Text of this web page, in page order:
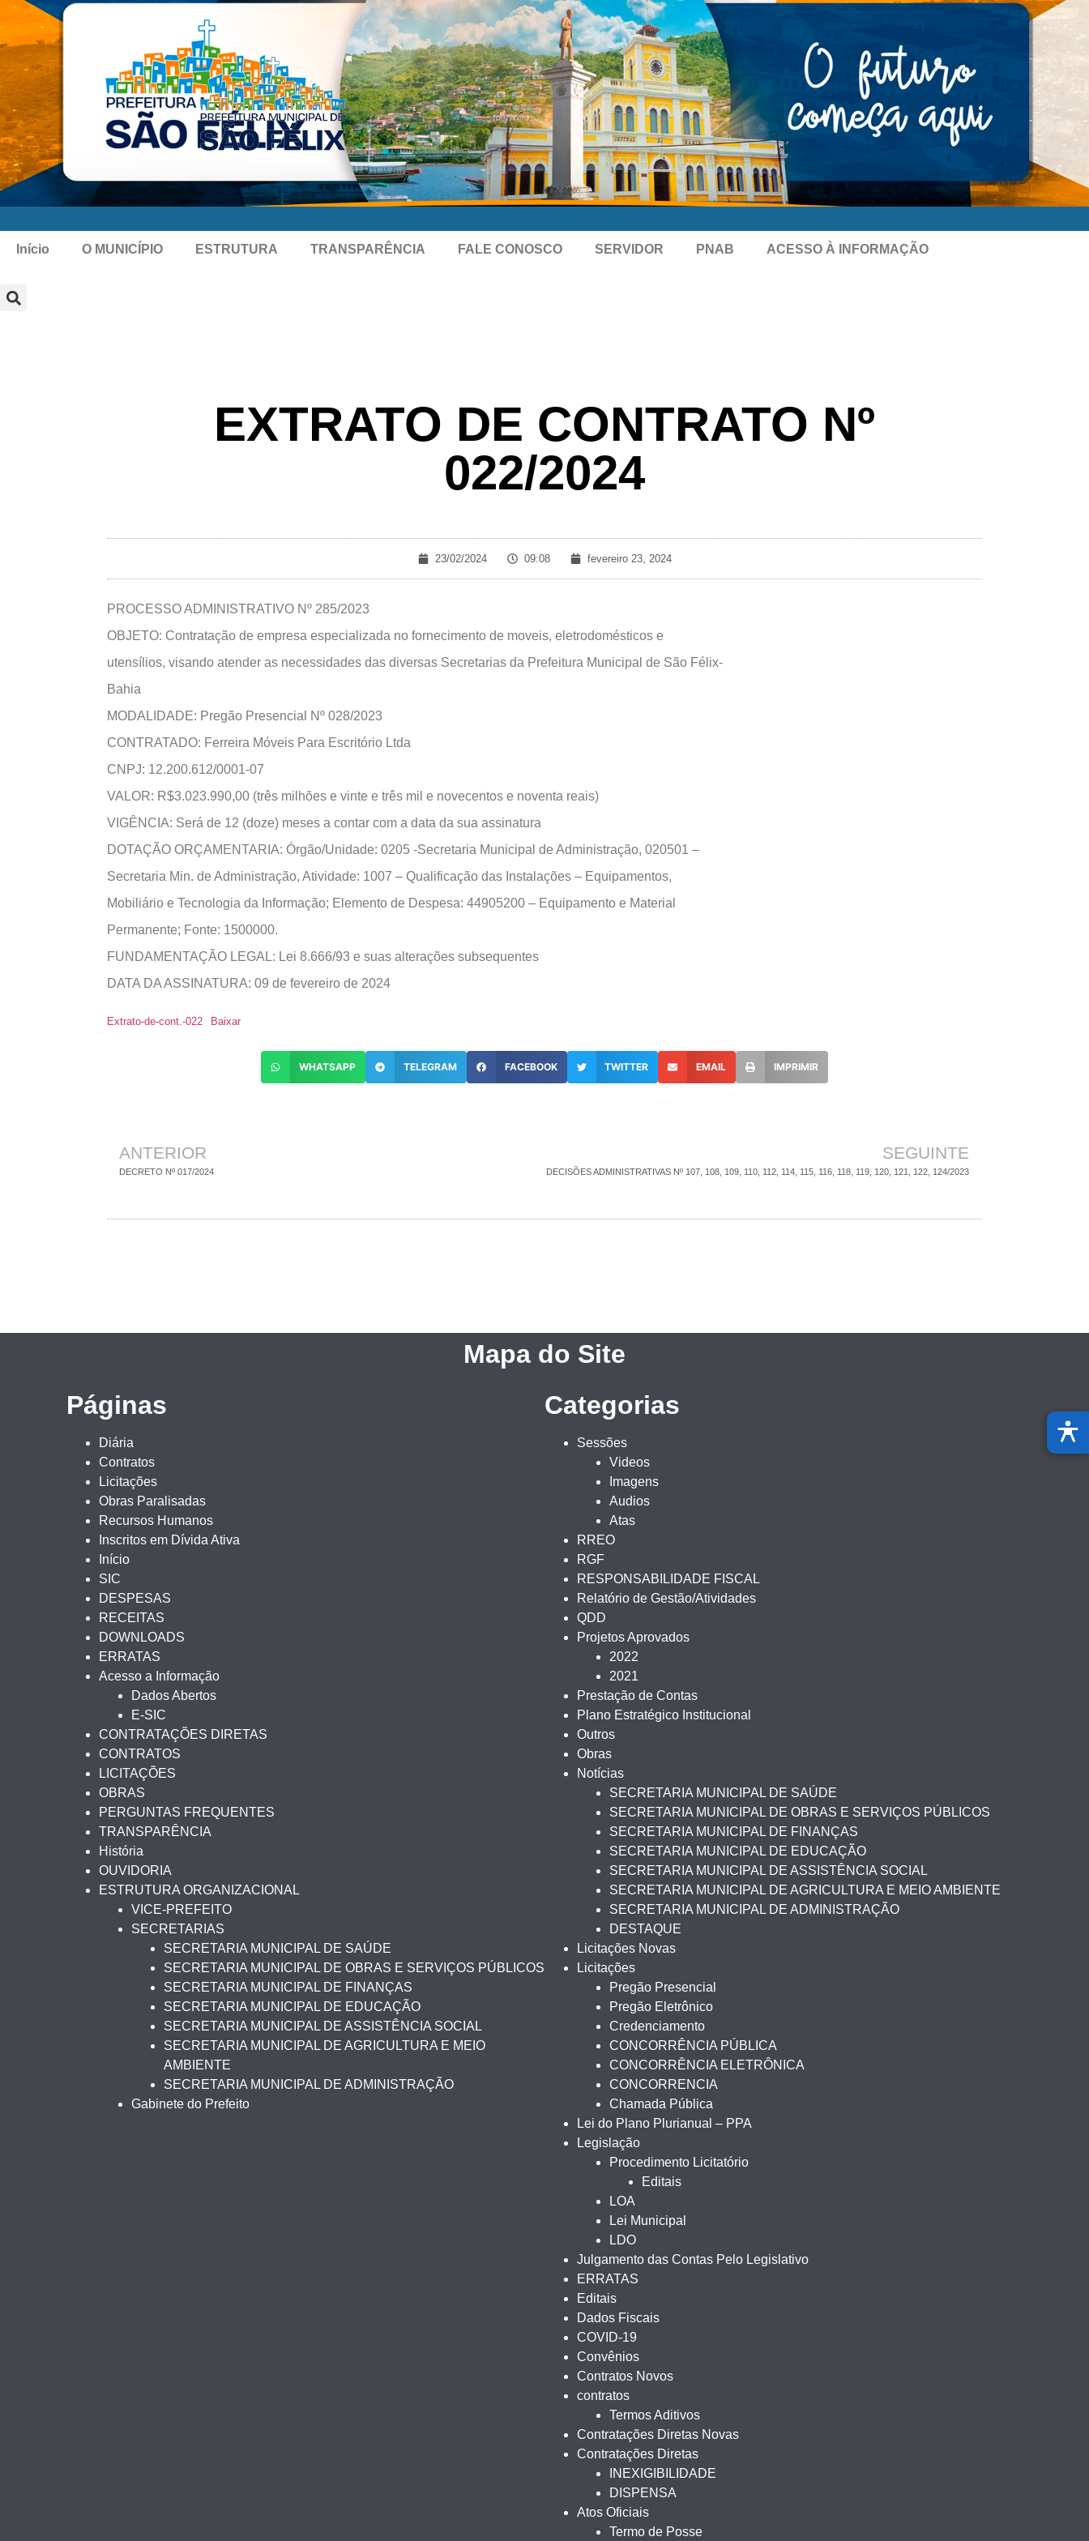
Início O MUNICÍPIO ESTRUTURA TRANSPARÊNCIA FALE CONOSCO SERVIDOR PNAB ACESSO À INFORMAÇÃO
EXTRATO DE CONTRATO Nº
022/2024
23/02/2024 09:08 fevereiro 23, 2024
PROCESSO ADMINISTRATIVO Nº 285/2023
OBJETO: Contratação de empresa especializada no fornecimento de moveis, eletrodomésticos e
utensílios, visando atender as necessidades das diversas Secretarias da Prefeitura Municipal de São Félix-
Bahia
MODALIDADE: Pregão Presencial Nº 028/2023
CONTRATADO: Ferreira Móveis Para Escritório Ltda
CNPJ: 12.200.612/0001-07
VALOR: R$3.023.990,00 (três milhões e vinte e três mil e novecentos e noventa reais)
VIGÊNCIA: Será de 12 (doze) meses a contar com a data da sua assinatura
DOTAÇÃO ORÇAMENTARIA: Órgão/Unidade: 0205 -Secretaria Municipal de Administração, 020501 –
Secretaria Min. de Administração, Atividade: 1007 – Qualificação das Instalações – Equipamentos,
Mobiliário e Tecnologia da Informação; Elemento de Despesa: 44905200 – Equipamento e Material
Permanente; Fonte: 1500000.
FUNDAMENTAÇÃO LEGAL: Lei 8.666/93 e suas alterações subsequentes
DATA DA ASSINATURA: 09 de fevereiro de 2024
Extrato-de-cont.-022 Baixar
WHATSAPP TELEGRAM FACEBOOK TWITTER EMAIL IMPRIMIR
ANTERIOR
DECRETO Nº 017/2024
SEGUINTE
DECISÕES ADMINISTRATIVAS Nº 107, 108, 109, 110, 112, 114, 115, 116, 118, 119, 120, 121, 122, 124/2023
Mapa do Site
Páginas
Diária
Contratos
Licitações
Obras Paralisadas
Recursos Humanos
Inscritos em Dívida Ativa
Início
SIC
DESPESAS
RECEITAS
DOWNLOADS
ERRATAS
Acesso a Informação
Dados Abertos
E-SIC
CONTRATAÇÕES DIRETAS
CONTRATOS
LICITAÇÕES
OBRAS
PERGUNTAS FREQUENTES
TRANSPARÊNCIA
História
OUVIDORIA
ESTRUTURA ORGANIZACIONAL
VICE-PREFEITO
SECRETARIAS
SECRETARIA MUNICIPAL DE SAÚDE
SECRETARIA MUNICIPAL DE OBRAS E SERVIÇOS PÚBLICOS
SECRETARIA MUNICIPAL DE FINANÇAS
SECRETARIA MUNICIPAL DE EDUCAÇÃO
SECRETARIA MUNICIPAL DE ASSISTÊNCIA SOCIAL
SECRETARIA MUNICIPAL DE AGRICULTURA E MEIO
AMBIENTE
SECRETARIA MUNICIPAL DE ADMINISTRAÇÃO
Gabinete do Prefeito
Categorias
Sessões
Videos
Imagens
Audios
Atas
RREO
RGF
RESPONSABILIDADE FISCAL
Relatório de Gestão/Atividades
QDD
Projetos Aprovados
2022
2021
Prestação de Contas
Plano Estratégico Institucional
Outros
Obras
Notícias
SECRETARIA MUNICIPAL DE SAÚDE
SECRETARIA MUNICIPAL DE OBRAS E SERVIÇOS PÚBLICOS
SECRETARIA MUNICIPAL DE FINANÇAS
SECRETARIA MUNICIPAL DE EDUCAÇÃO
SECRETARIA MUNICIPAL DE ASSISTÊNCIA SOCIAL
SECRETARIA MUNICIPAL DE AGRICULTURA E MEIO AMBIENTE
SECRETARIA MUNICIPAL DE ADMINISTRAÇÃO
DESTAQUE
Licitações Novas
Licitações
Pregão Presencial
Pregão Eletrônico
Credenciamento
CONCORRÊNCIA PÚBLICA
CONCORRÊNCIA ELETRÔNICA
CONCORRENCIA
Chamada Pública
Lei do Plano Plurianual – PPA
Legislação
Procedimento Licitatório
Editais
LOA
Lei Municipal
LDO
Julgamento das Contas Pelo Legislativo
ERRATAS
Editais
Dados Fiscais
COVID-19
Convênios
Contratos Novos
contratos
Termos Aditivos
Contratações Diretas Novas
Contratações Diretas
INEXIGIBILIDADE
DISPENSA
Atos Oficiais
Termo de Posse